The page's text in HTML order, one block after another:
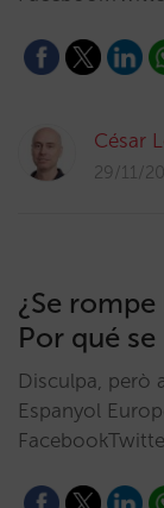
César
29/11/
¿Se
Por qué
Disculpa, però
Espanyol